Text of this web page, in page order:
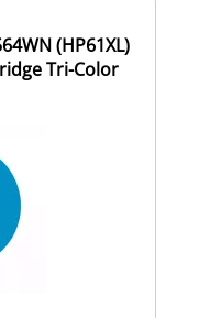
(HP61XL)
Tri-Color